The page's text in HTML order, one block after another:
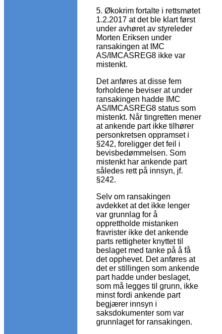
5. Økokrim fortalte i rettsmøtet
1.2.2017 at det ble klart først
under avhøret av styreleder
Morten Eriksen under
ransakingen at IMC
AS/IMCASREG8 ikke var
mistenkt.
Det anføres at disse fem
forholdene beviser at under
ransakingen hadde IMC
AS/IMCASREG8 status som
mistenkt. Når tingretten mener
at ankende part ikke tilhører
personkretsen oppramset i
§242, foreligger det feil i
bevisbedømmelsen. Som
mistenkt har ankende part
således rett på innsyn, jf.
§242.
Selv om ransakingen
avdekket at det ikke lenger
var grunnlag for å
opprettholde mistanken
fravrister ikke det ankende
parts rettigheter knyttet til
beslaget med tanke på å få
det opphevet. Det anføres at
det er stillingen som ankende
part hadde under beslaget,
som må legges til grunn, ikke
minst fordi ankende part
begjærer innsyn i
saksdokumenter som var
grunnlaget for ransakingen.